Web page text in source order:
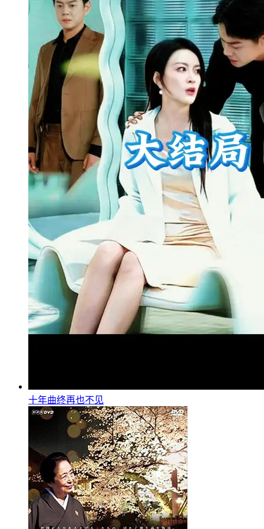
十年曲终再也不见